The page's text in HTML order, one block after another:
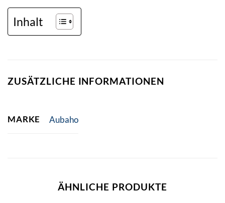
Inhalt
ZUSÄTZLICHE INFORMATIONEN
MARKE Aubaho
ÄHNLICHE PRODUKTE